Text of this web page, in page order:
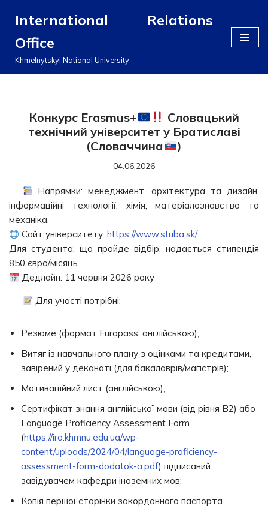
до
вмісту
International Relations
Office
Khmelnytskyi National University
Конкурс Erasmus+
Словацький
технічний університет у Братиславі
(Словаччина
)
04.06.2026
Напрямки: менеджмент, архітектура та дизайн,
інформаційні технології, хімія, матеріалознавство та
механіка.
Сайт університету: https://www.stuba.sk/
Для студента, що пройде відбір, надається стипендія
850 євро/місяць.
Дедлайн: 11 червня 2026 року
Для участі потрібні:
Резюме (формат Europass, англійською);
Витяг із навчального плану з оцінками та кредитами,
завірений у деканаті (для бакалаврів/магістрів);
Мотиваційний лист (англійською);
Сертифікат знання англійської мови (від рівня B2) або
Language Proficiency Assessment Form
(https://iro.khmnu.edu.ua/wp-
content/uploads/2024/04/language-proficiency-
assessment-form-dodatok-a.pdf) підписаний
завідувачем кафедри іноземних мов;
Копія першої сторінки закордонного паспорта.